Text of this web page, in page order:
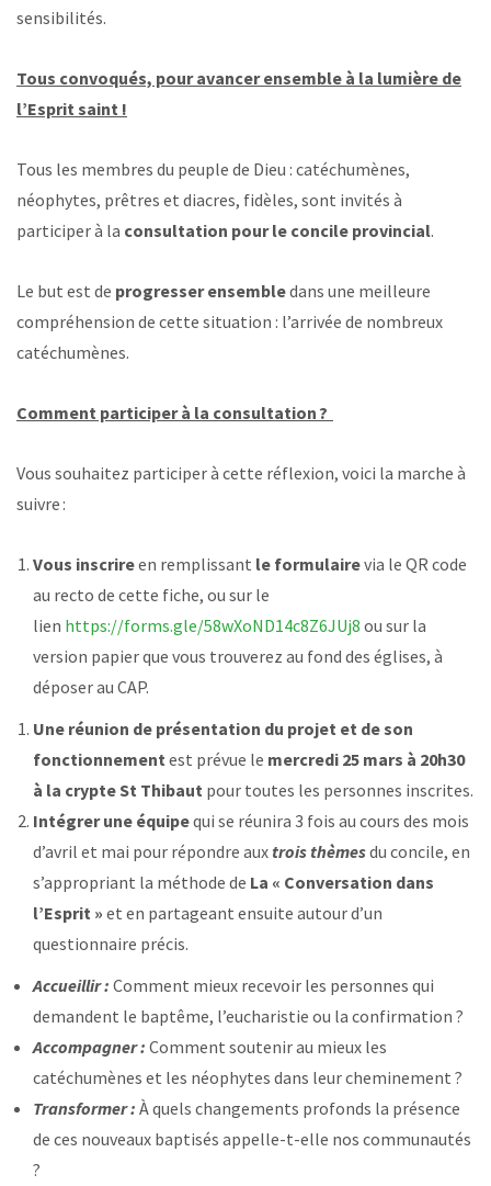
sensibilités.
Tous convoqués, pour avancer ensemble à la lumière de
l’Esprit saint !
Tous les membres du peuple de Dieu : catéchumènes,
néophytes, prêtres et diacres, fidèles, sont invités à
participer à la consultation pour le concile provincial.
Le but est de progresser ensembledans une meilleure
compréhension de cette situation : l’arrivée de nombreux
catéchumènes.
Comment participer à la consultation ?
Vous souhaitez participer à cette réflexion, voici la marche à
suivre :
Vous inscrireen remplissant le formulairevia le QR code
au recto de cette fiche, ou sur le
lien https://forms.gle/58wXoND14c8Z6JUj8 ou sur la
version papier que vous trouverez au fond des églises, à
déposer au CAP.
Une réunion de présentation du projet et de son
fonctionnement est prévue le mercredi 25 mars à 20h30
à la crypte St Thibaut pour toutes les personnes inscrites.
Intégrer une équipequi se réunira 3 fois au cours des mois
d’avril et mai pour répondre aux trois thèmesdu concile, en
s’appropriant la méthode de La « Conversation dans
l’Esprit » et en partageant ensuite autour d’un
questionnaire précis.
Accueillir : Comment mieux recevoir les personnes qui
demandent le baptême, l’eucharistie ou la confirmation ?
Accompagner : Comment soutenir au mieux les
catéchumènes et les néophytes dans leur cheminement ?
Transformer : À quels changements profonds la présence
de ces nouveaux baptisés appelle-t-elle nos communautés
?